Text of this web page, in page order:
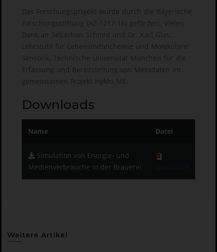
Das Forschungsprojekt wurde durch die Bayerische
Forschungsstiftung (AZ-1217-16) gefördert. Vielen
Dank an Sebastian Schmid und Dr. Karl Glas,
Lehrstuhl für Lebensmittelchemie und Molekulare
Sensorik, Technische Universität München für die
Erfassung und Bereitstellung von Messdaten im
gemeinsamen Projekt HyMo_ME.
Downloads
Name Datei
Simulation von Energie- und
Medienverbräuche in der Brauerei
Weitere Artikel